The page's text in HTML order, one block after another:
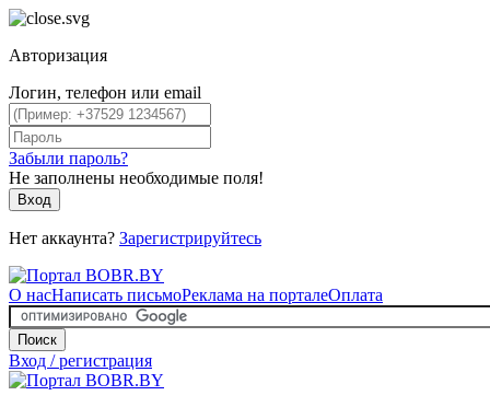
Авторизация
Логин, телефон или email
Забыли пароль?
Не заполнены необходимые поля!
Вход
Нет аккаунта? Зарегистрируйтесь
О насНаписать письмоРеклама на порталеОплата
Поиск
Вход / регистрация